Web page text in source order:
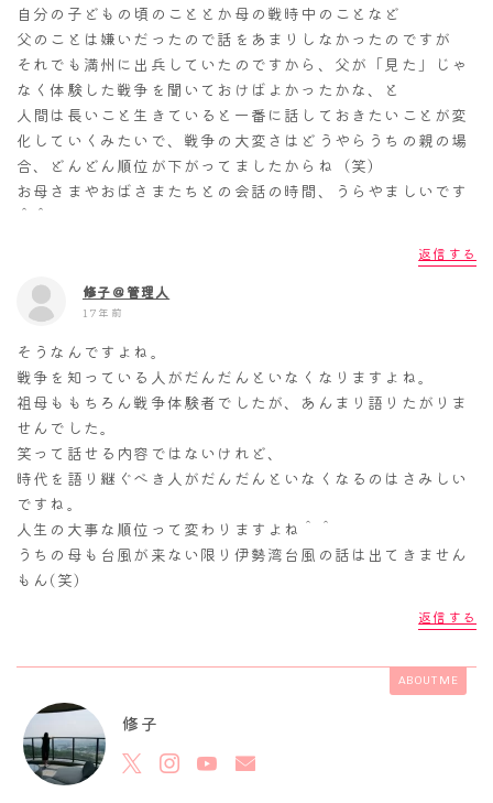
自分の子どもの頃のこととか母の戦時中のことなど
父のことは嫌いだったので話をあまりしなかったのですが
それでも満州に出兵していたのですから、父が「見た」じゃ
なく体験した戦争を聞いておけばよかったかな、と
人間は長いこと生きていると一番に話しておきたいことが変
化していくみたいで、戦争の大変さはどうやらうちの親の場
合、どんどん順位が下がってましたからね（笑）
お母さまやおばさまたちとの会話の時間、うらやましいです
＾＾
返信する
修子＠管理人
17年前
そうなんですよね。
戦争を知っている人がだんだんといなくなりますよね。
祖母ももちろん戦争体験者でしたが、あんまり語りたがりま
せんでした。
笑って話せる内容ではないけれど、
時代を語り継ぐべき人がだんだんといなくなるのはさみしい
ですね。
人生の大事な順位って変わりますよね＾＾
うちの母も台風が来ない限り伊勢湾台風の話は出てきません
もん(笑)
返信する
ABOUT ME
修子